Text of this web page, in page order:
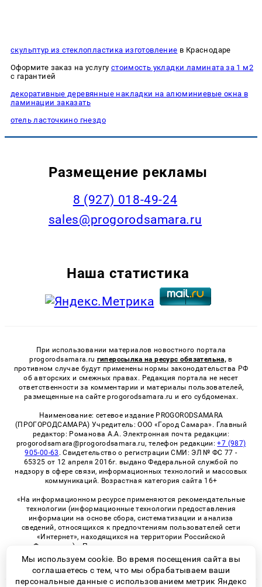
скульптур из стеклопластика изготовление в Краснодаре
Оформите заказ на услугу стоимость укладки ламината за 1 м2
с гарантией
декоративные деревянные накладки на алюминиевые окна в
ламинации заказать
отель ласточкино гнездо
Размещение рекламы
8 (927) 018-49-24
sales@progorodsamara.ru
Наша статистика
При использовании материалов новостного портала
progorodsamara.ru гиперссылка на ресурс обязательна, в
противном случае будут применены нормы законодательства РФ
об авторских и смежных правах. Редакция портала не несет
ответственности за комментарии и материалы пользователей,
размещенные на сайте progorodsamara.ru и его субдоменах.
Наименование: сетевое издание PROGORODSAMARA
(ПРОГОРОДСАМАРА) Учредитель: ООО «Город Самара». Главный
редактор: Романова А.А. Электронная почта редакции:
progorodsamara@progorodsamara.ru, телефон редакции:+7 (987)
905-00-63 . Свидетельство о регистрации СМИ: ЭЛ № ФС 77 -
65325 от 12 апреля 2016г. выдано Федеральной службой по
надзору в сфере связи, информационных технологий и массовых
коммуникаций. Возрастная категория сайта 16+
«На информационном ресурсе применяются рекомендательные
технологии (информационные технологии предоставления
информации на основе сбора, систематизации и анализа
сведений, относящихся к предпочтениям пользователей сети
«Интернет», находящихся на территории Российской
Федерации)». Правила применения рекомендательных
технологий в виджетах рекламно-обменной сети
«СМИ2» (PDF)
Мы используем cookie. Во время посещения сайта вы
соглашаетесь с тем, что мы обрабатываем ваши
персональные данные с использованием метрик Яндекс